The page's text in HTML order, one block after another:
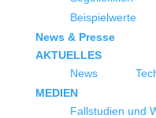
Beispielwerte
News & Presse
AKTUELLES
News
MEDIEN
Fallstudien und